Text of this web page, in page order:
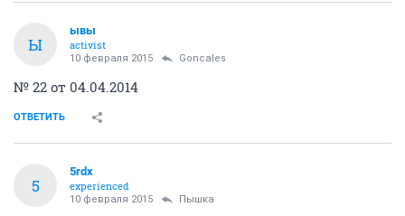
Ы
ывы
activist
10 февраля 2015 Goncales
№ 22 от 04.04.2014
ОТВЕТИТЬ
5
5rdx
experienced
10 февраля 2015 Пышка